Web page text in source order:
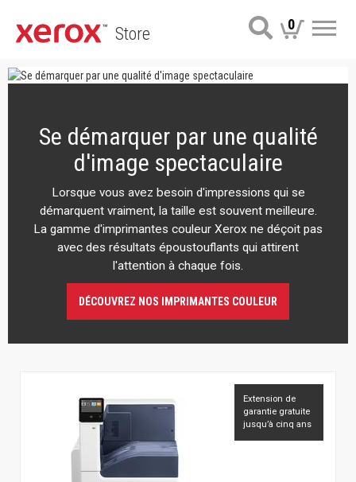
Store 0
Se démarquer par une qualité
d'image spectaculaire
Lorsque vous avez besoin d'impressions qui se
démarquent vraiment, la taille est souvent meilleure.
La gamme d'imprimantes couleur Xerox ne déçoit pas
avec des résultats époustouflants qui attirent
l'attention à chaque fois.
DÉCOUVREZ NOS IMPRIMANTES COULEUR
Extension de
garantie gratuite
jusqu’à cinq ans